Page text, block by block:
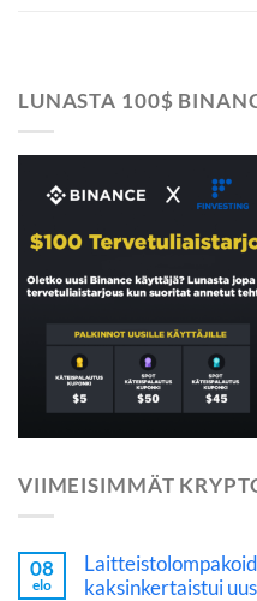
LUNASTA 100$
VIIMEISIMMÄT
08
elo
kaksinkertaistui